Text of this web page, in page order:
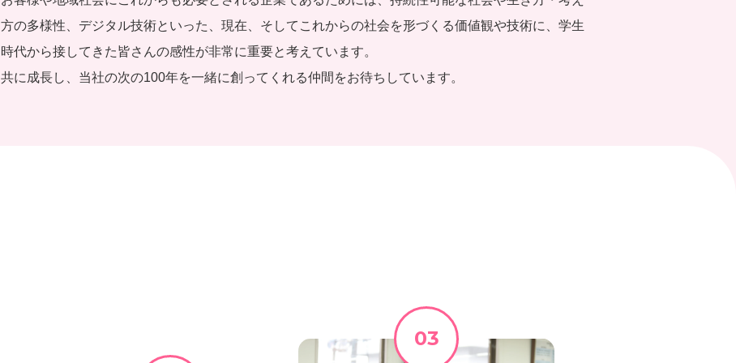
方の多様性、デジタル技術といった、現在、そしてこれからの社会を形づくる価値観や技術に、学生
時代から接してきた皆さんの感性が非常に重要と考えています。
共に成長し、当社の次の100年を一緒に創ってくれる仲間をお待ちしています。